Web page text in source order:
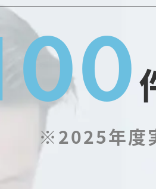
※2025年度